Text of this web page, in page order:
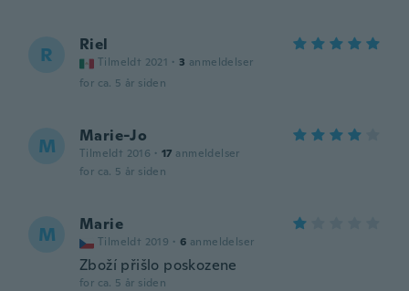
R Riel
Tilmeldt 2021 · 3 anmeldelser
for ca. 5 år siden
M Marie-Jo
Tilmeldt 2016 · 17 anmeldelser
for ca. 5 år siden
M Marie
Tilmeldt 2019 · 6 anmeldelser
Zboží přišlo poskozene
for ca. 5 år siden